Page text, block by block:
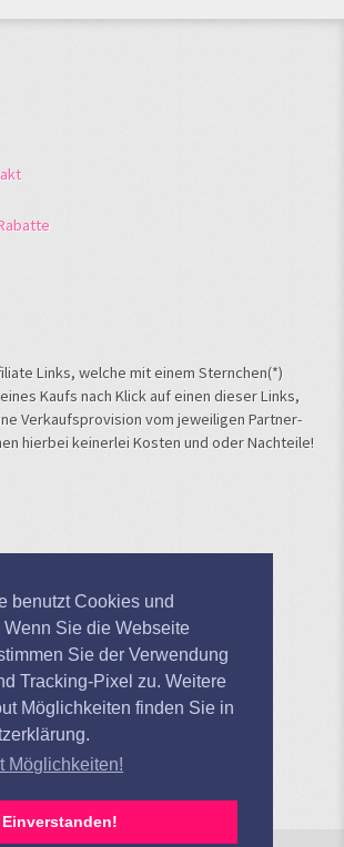
benutzt Cookies und
Sie die Webseite
Sie der Verwendung
Tracking-Pixel zu. Weitere
Möglichkeiten finden Sie in
Möglichkeiten!
Einverstanden!
Links, welche mit einem Sternchen(*)
Kaufs nach Klick auf einen dieser Links,
Verkaufsprovision vom jeweiligen Partner-
hierbei keinerlei Kosten und oder Nachteile!